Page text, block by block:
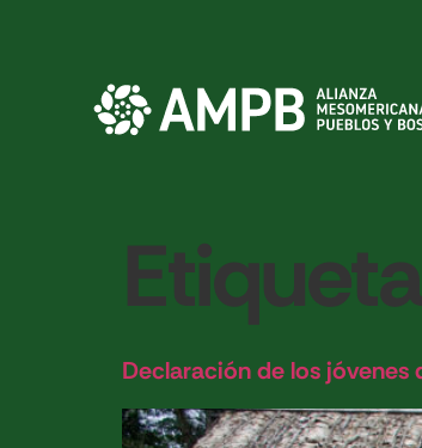
Declaración de los jóvenes